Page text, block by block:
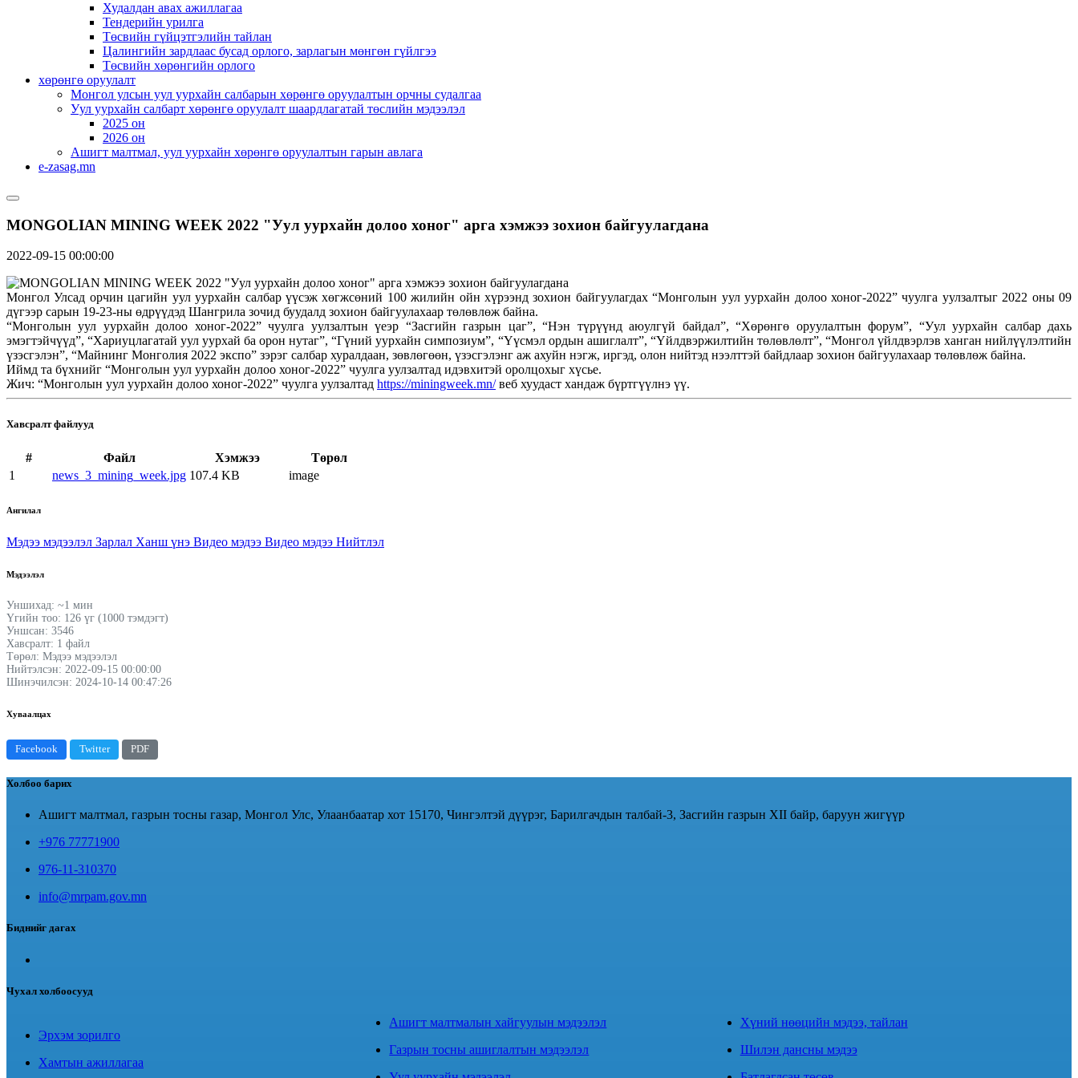
Худалдан авах ажиллагаа
Тендерийн урилга
Төсвийн гүйцэтгэлийн тайлан
Цалингийн зардлаас бусад орлого, зарлагын мөнгөн гүйлгээ
Төсвийн хөрөнгийн орлого
хөрөнгө оруулалт
Монгол улсын уул уурхайн салбарын хөрөнгө оруулалтын орчны судалгаа
Уул уурхайн салбарт хөрөнгө оруулалт шаардлагатай төслийн мэдээлэл
2025 он
2026 он
Ашигт малтмал, уул уурхайн хөрөнгө оруулалтын гарын авлага
e-zasag.mn
MONGOLIAN MINING WEEK 2022 "Уул уурхайн долоо хоног" арга хэмжээ зохион байгуулагдана
2022-09-15 00:00:00
Монгол Улсад орчин цагийн уул уурхайн салбар үүсэж хөгжсөний 100 жилийн ойн хүрээнд зохион байгуулагдах “Монголын уул уурхайн долоо хоног-2022” чуулга уулзалтыг 2022 оны 09
дүгээр сарын 19-23-ны өдрүүдэд Шангрила зочид буудалд зохион байгуулахаар төлөвлөж байна.
“Монголын уул уурхайн долоо хоног-2022” чуулга уулзалтын үеэр “Засгийн газрын цаг”, “Нэн түрүүнд аюулгүй байдал”, “Хөрөнгө оруулалтын форум”, “Уул уурхайн салбар дахь
эмэгтэйчүүд”, “Хариуцлагатай уул уурхай ба орон нутаг”, “Гүний уурхайн симпозиум”, “Үүсмэл ордын ашиглалт”, “Үйлдвэржилтийн төлөвлөлт”, “Монгол үйлдвэрлэв ханган нийлүүлэлтийн
үзэсгэлэн”, “Майнинг Монголия 2022 экспо” зэрэг салбар хуралдаан, зөвлөгөөн, үзэсгэлэнг аж ахуйн нэгж, иргэд, олон нийтэд нээлттэй байдлаар зохион байгуулахаар төлөвлөж байна.
Иймд та бүхнийг “Монголын уул уурхайн долоо хоног-2022” чуулга уулзалтад идэвхитэй оролцохыг хүсье.
Жич: “Монголын уул уурхайн долоо хоног-2022” чуулга уулзалтад https://miningweek.mn/веб хуудаст хандаж бүртгүүлнэ үү.
Хавсралт файлууд
# Файл Хэмжээ
Төрөл
1
news_3_mining_week.jpg 107.4 KB image
Ангилал
Мэдээ мэдээлэл Зарлал Ханш үнэ Видео мэдээ Видео мэдээ Нийтлэл
Мэдээлэл
Уншихад: ~1 мин
Үгийн тоо: 126 үг (1000 тэмдэгт)
Уншсан: 3546
Хавсралт: 1 файл
Төрөл: Мэдээ мэдээлэл
Нийтэлсэн: 2022-09-15 00:00:00
Шинэчилсэн: 2024-10-14 00:47:26
Хуваалцах
Facebook Twitter PDF
Холбоо барих
Ашигт малтмал, газрын тосны газар, Монгол Улс, Улаанбаатар хот 15170, Чингэлтэй дүүрэг, Барилгачдын талбай-3, Засгийн газрын XII байр, баруун жигүүр
+976 77771900
976-11-310370
info@mrpam.gov.mn
Биднийг дагах
Чухал холбоосууд
Эрхэм зорилго
Хамтын ажиллагаа
Ашигт малтмалын хайгуулын мэдээлэл
Газрын тосны ашиглалтын мэдээлэл
Хүний нөөцийн мэдээ, тайлан
Шилэн дансны мэдээ